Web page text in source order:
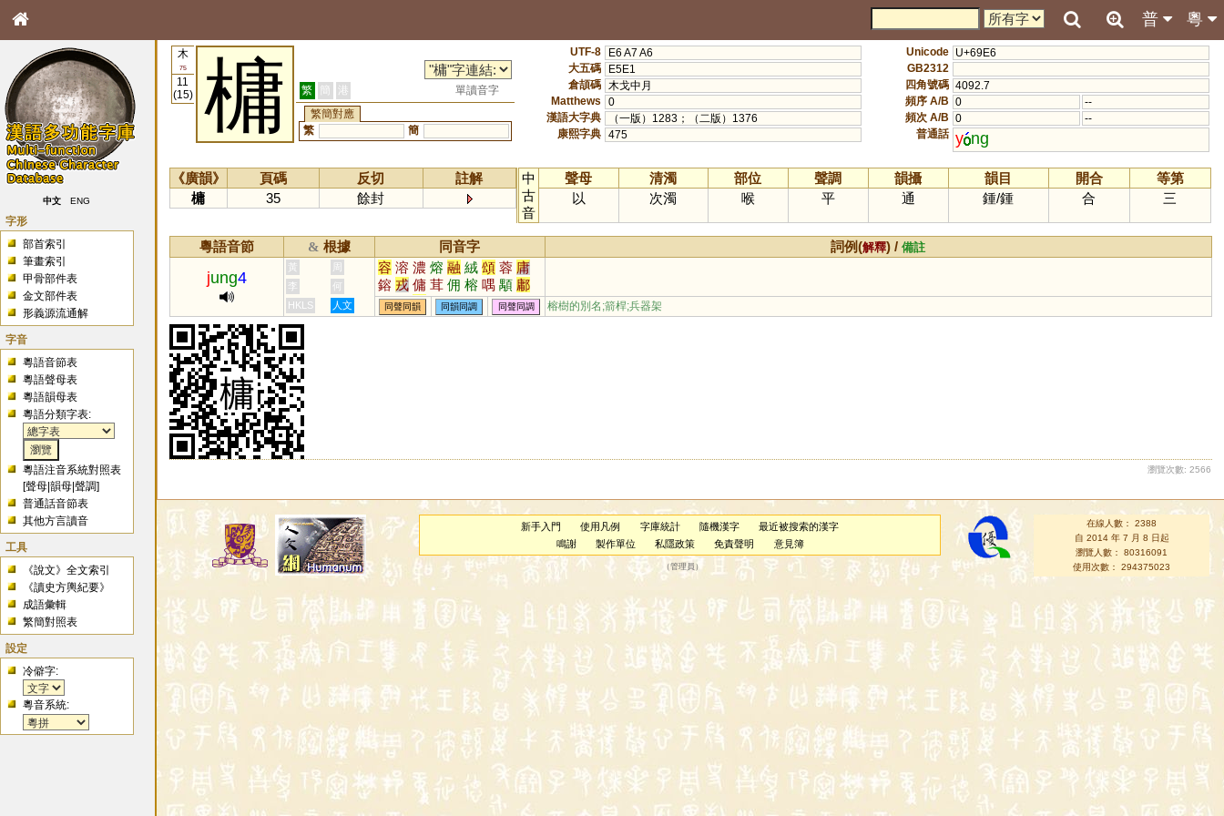
粵
普
中文 ENG
字形
部首索引
筆畫索引
甲骨部件表
金文部件表
形義源流通解
字音
粵語音節表
粵語聲母表
粵語韻母表
粵語分類字表:
粵語注音系統對照表
[聲母 |韻母 |聲調]
普通話音節表
其他方言讀音
工具
《說文》全文索引
《讀史方輿紀要》
成語彙輯
繁簡對照表
設定
冷僻字:
粵音系統:
木
75
11
(15)
槦 繁 簡 港
單讀音字
繁簡對應
繁
簡
UTF-8
E6 A7 A6
大五碼
E5E1
倉頡碼
木戈中月
Matthews
0
漢語大字典
（一版）1283；（二版）1376
康熙字典 475
Unicode U+69E6
GB2312
四角號碼 4092.7
頻序 A/B 0
--
頻次 A/B 0
--
普通話 y ng
《廣韻》 頁碼 反切
註解
槦
35 餘封
中
古
音
聲母 清濁 部位 聲調 韻攝 韻目 開合
等第
以
次濁 喉 平 通 鍾/鍾 合 三
粵語音節 & 根據 同音字 詞例(解釋) /備註
jung4
黃 周 容 溶 濃 熔 融 絨 頌 蓉 庸
鎔 戎 傭 茸 佣 榕 喁 顒 鄘
慵 鏞 墉 狨 瑢 滽 毧 茙 傛
嵱 瀜 鰅 鰫 鷛 羢 媶 嫆 嫞
李
何
HKLS
人文 同聲同韻 同韻同調 同聲同調 榕樹的別名;箭桿;兵器架
瀏覽次數: 2566
新手入門 使用凡例 字庫統計 隨機漢字
最近被搜索的漢字
鳴謝
製作單位 私隱政策 免責聲明 意見簿
（管理員 ）
在線人數： 2388
自 2014 年 7 月 8 日起
瀏覽人數： 80316091
使用次數： 294375023